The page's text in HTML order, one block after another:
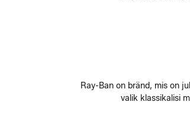
Ray-Ban on bränd, mis on
valik klassikalisi